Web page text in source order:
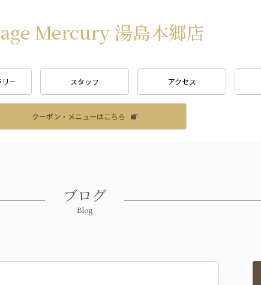
Mercury 湯島本郷店
ー スタッフ アクセス
クーポン・メニューはこちら
ブログ
Blog